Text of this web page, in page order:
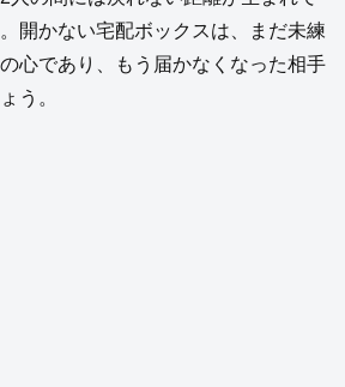
開かない宅配ボックスは、まだ未練
心であり、もう届かなくなった相手
う。